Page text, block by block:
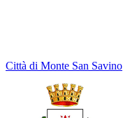
Città di Monte San Savino